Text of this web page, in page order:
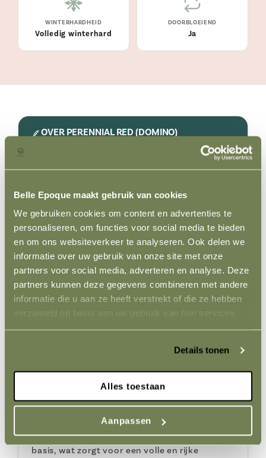
Belle Epoque maakt gebruik van cookies
We gebruiken cookies om content en advertenties te
personaliseren, om functies voor social media te bieden
en om ons websiteverkeer te analyseren. Ook delen we
informatie over uw gebruik van onze site met onze
partners voor social media, adverteren en analyse. Deze
partners kunnen deze gegevens combineren met andere
informatie die u aan ze heeft verstrekt of die ze hebben
verzameld op basis van uw gebruik van hun services.
Details tonen
Alles toestaan
Aanpassen
WINTERHARDHEID
Volledig winterhard
DOORBLOEIEND
Ja
OVER PERENNIAL RED (DOMINO)
De 'Perennial Red' (Rosa Perennial Domino®) is
uitgeroepen tot Rose of the Year 2022. Deze
krachtige klimroos betovert met een
overvloed aan schitterende magenta-rode
bloemtrossen, die een levendig contrast
vormen met het frisse, langwerpige blad.
Hoewel de bloemen slechts een lichte geur
verspreiden, compenseren ze dit ruimschoots
met hun ongekende visuele pracht en hun
aantrekkingskracht op bijen en vlinders, die
Met een indrukwekkende hoogte van 250 tot
350 cm is de 'Perennial Red' ideaal om muren,
pergola's, schuttingen of andere
klimstructuren weelderig te bekleden. Zelfs op
grote hoogte behoudt deze roos een bossige
basis, wat zorgt voor een volle en rijke